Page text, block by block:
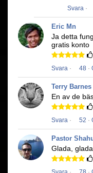
Svara ·
Eric Mn
Ja detta
gratis konto
Svara · 48 ·
Terry Barnes
En av de
Svara · 52 ·
Pastor
Glada,